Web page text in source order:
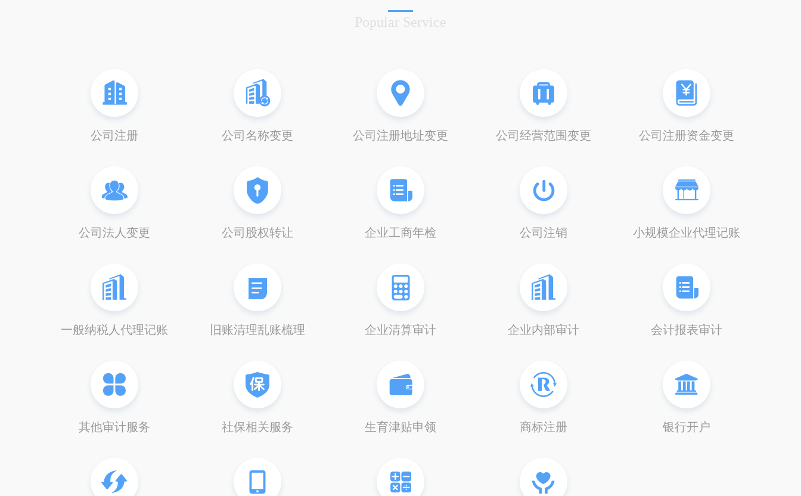
Popular Service
公司注册 公司名称变更 公司注册地址变更 公司经营范围变更 公司注册资金变更
公司法人变更 公司股权转让 企业工商年检 公司注销 小规模企业代理记账
一般纳税人代理记账 旧账清理乱账梳理 企业清算审计 企业内部审计 会计报表审计
其他审计服务 社保相关服务 生育津贴申领 商标注册 银行开户